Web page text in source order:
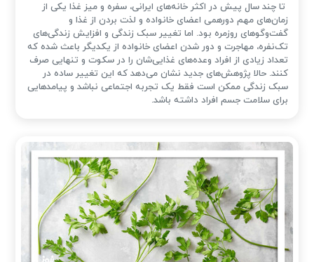
تا چند سال پیش در اکثر خانه‌های ایرانی، سفره و میز غذا یکی از
زمان‌های مهم دورهمی اعضای خانواده و لذت بردن از غذا و
گفت‌وگوهای روزمره بود. اما تغییر سبک زندگی و افزایش زندگی‌های
تک‌نفره، مهاجرت و دور شدن اعضای خانواده از یکدیگر باعث شده که
تعداد زیادی از افراد وعده‌های غذایی‌شان را در سکوت و تنهایی صرف
کنند. حالا پژوهش‌های جدید نشان می‌دهد که این تغییر ساده در
سبک زندگی ممکن است فقط یک تجربه اجتماعی نباشد و پیامدهایی
برای سلامت جسم افراد داشته باشد.